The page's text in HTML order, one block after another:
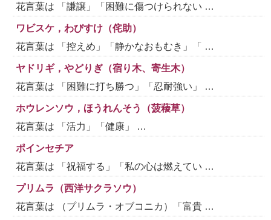
花言葉は 「謙譲」「困難に傷つけられない …
ワビスケ，わびすけ（侘助）
花言葉は 「控えめ」「静かなおもむき」「 …
ヤドリギ，やどりぎ（宿り木、寄生木）
花言葉は 「困難に打ち勝つ」「忍耐強い」 …
ホウレンソウ，ほうれんそう（菠薐草）
花言葉は 「活力」「健康」 …
ポインセチア
花言葉は 「祝福する」「私の心は燃えてい …
プリムラ（西洋サクラソウ）
花言葉は （プリムラ・オブコニカ）「富貴 …